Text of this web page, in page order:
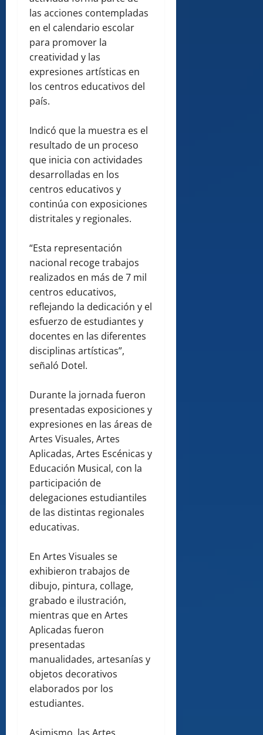
las acciones contempladas
en el calendario escolar
para promover la
creatividad y las
expresiones artísticas en
los centros educativos del
país.
Indicó que la muestra es el
resultado de un proceso
que inicia con actividades
desarrolladas en los
centros educativos y
continúa con exposiciones
distritales y regionales.
“Esta representación
nacional recoge trabajos
realizados en más de 7 mil
centros educativos,
reflejando la dedicación y el
esfuerzo de estudiantes y
docentes en las diferentes
disciplinas artísticas”,
señaló Dotel.
Durante la jornada fueron
presentadas exposiciones y
expresiones en las áreas de
Artes Visuales, Artes
Aplicadas, Artes Escénicas y
Educación Musical, con la
participación de
delegaciones estudiantiles
de las distintas regionales
educativas.
En Artes Visuales se
exhibieron trabajos de
dibujo, pintura, collage,
grabado e ilustración,
mientras que en Artes
Aplicadas fueron
presentadas
manualidades, artesanías y
objetos decorativos
elaborados por los
estudiantes.